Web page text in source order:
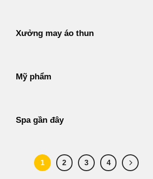
Xưởng may áo thun
Mỹ phẩm
Spa gần đây
1 2 3 4